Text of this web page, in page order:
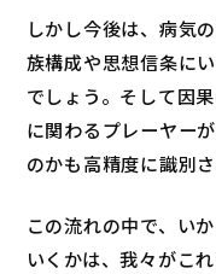
しかし今後は、病気
族構成や思想信条に
でしょう。そして因
に関わるプレーヤー
のかも高精度に識別
この流れの中で、い
いくかは、我々がこ